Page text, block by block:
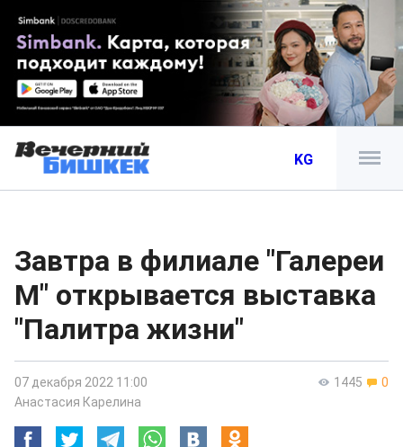
KG
Завтра в филиале "Галереи
М" открывается выставка
"Палитра жизни"
1445 0
07 декабря 2022 11:00
Анастасия Карелина